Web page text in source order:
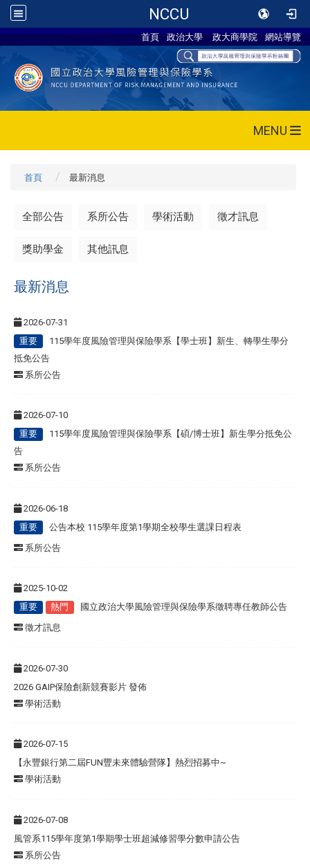
NCCU
首頁 政治大學 政大商學院 網站導覽
MENU
首頁 最新消息
全部公告 系所公告 學術活動 徵才訊息
獎助學金 其他訊息
最新消息
2026-07-31
重要
115學年度風險管理與保險學系【學士班】新生、轉學生學分
抵免公告
系所公告
2026-07-10
重要
115學年度風險管理與保險學系【碩/博士班】新生學分抵免公
告
系所公告
2026-06-18
重要
公告本校 115學年度第1學期全校學生選課日程表
系所公告
2025-10-02
重要
熱門
國立政治大學風險管理與保險學系徵聘專任教師公告
徵才訊息
2026-07-30
2026 GAIP保險創新競賽影片 發佈
學術活動
2026-07-15
【永豐銀行第二屆FUN豐未來體驗營隊】熱烈招募中~
學術活動
2026-07-08
風管系115學年度第1學期學士班超減修習學分數申請公告
系所公告